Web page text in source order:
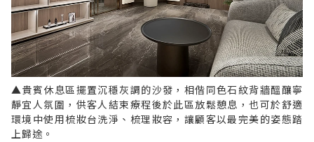
▲貴賓休息區擺置沉穩灰調的沙發，相偕同色石紋背牆醞釀寧
靜宜人氛圍，供客人結束療程後於此區放鬆憩息，也可於舒適
環境中使用梳妝台洗淨、梳理妝容，讓顧客以最完美的姿態踏
上歸途。